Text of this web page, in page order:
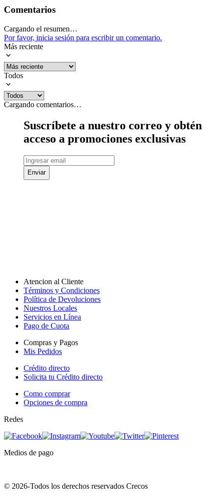
Comentarios
Cargando el resumen…
Por favor, inicia sesión para escribir un comentario.
Más reciente
Todos
Cargando comentarios…
Suscríbete a nuestro correo y obtén
acceso a promociones exclusivas
Enviar
Atencion al Cliente
Términos y Condiciones
Política de Devoluciones
Nuestros Locales
Servicios en Línea
Pago de Cuota
Compras y Pagos
Mis Pedidos
Crédito directo
Solicita tu Crédito directo
Como comprar
Opciones de compra
Redes
Medios de pago
© 2026-Todos los derechos reservados Crecos